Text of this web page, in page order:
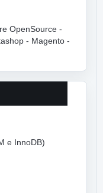
OpenSource -
- Magento -
e InnoDB)